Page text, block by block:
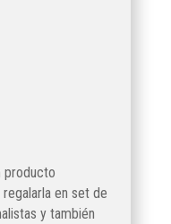
producto
en set de
y también